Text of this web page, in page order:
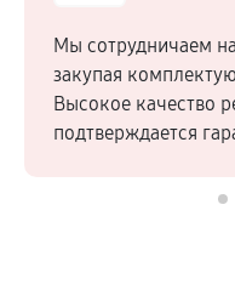
Мы сотрудничаем
закупая
Высокое качество
подтверждается